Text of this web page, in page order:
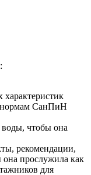
характеристик
нормам СанПиН
чтобы она
рекомендации,
она прослужила как
для